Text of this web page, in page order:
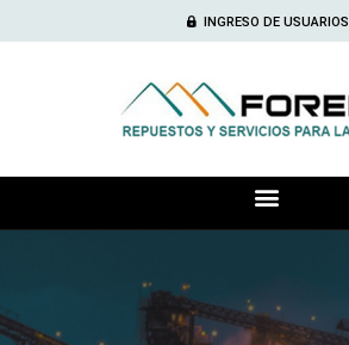
INGRESO DE USUARIOS